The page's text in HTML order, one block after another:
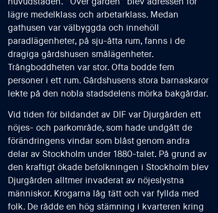
lägre medelklass och arbetarklass. Medan
gathusen var välbyggda och innehöll
paradlägenheter, på sju-åtta rum, fanns i de
dragiga gårdshusen smålägenheter.
Trångboddheten var stor. Ofta bodde fem
personer i ett rum. Gårdshusens stora barnaskaror
lekte på den nobla stadsdelens mörka bakgårdar.
Vid tiden för bildandet av DIF var Djurgården ett
nöjes- och parkområde, som hade undgått de
förändringens vindar som blåst genom andra
delar av Stockholm under 1880-talet. På grund av
den kraftigt ökade befolkningen i Stockholm blev
Djurgården alltmer invaderat av nöjeslystna
människor. Krogarna låg tätt och var fyllda med
folk. De rådde en hög stämning i kvarteren kring